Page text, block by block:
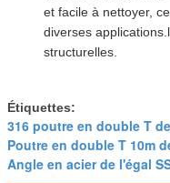
et facile à nettoyer,
diverses
structurelles.
Étiquettes:
316 poutre en double T
Poutre en double T 10m
Angle en acier de l'égal